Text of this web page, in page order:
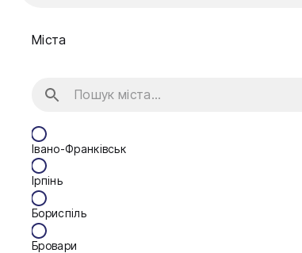
Міста
Івано-Франківськ
Ірпінь
Бориспіль
Бровари